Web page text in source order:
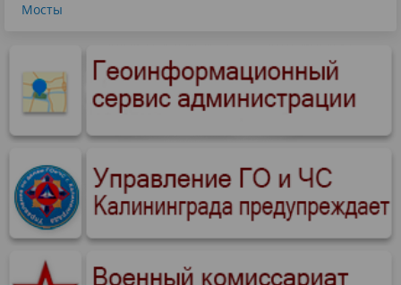
Мосты